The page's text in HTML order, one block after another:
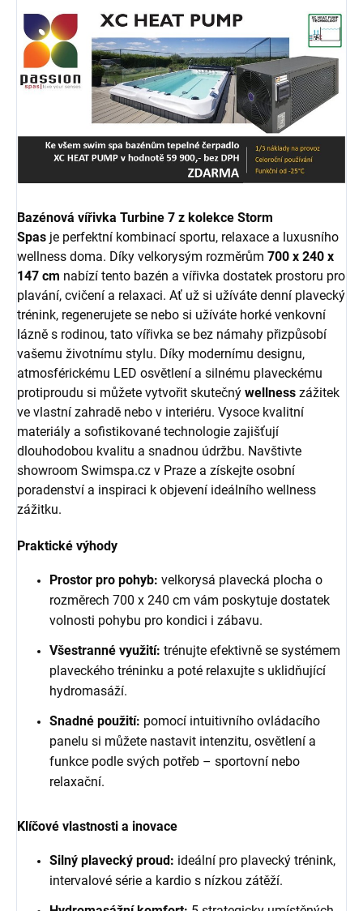
Bazénová vířivka Turbine 7 z kolekce Storm
Spas je perfektní kombinací sportu, relaxace a luxusního
wellness doma. Díky velkorysým rozměrům 700 x 240 x
147 cm nabízí tento bazén a vířivka dostatek prostoru pro
plavání, cvičení a relaxaci. Ať už si užíváte denní plavecký
trénink, regenerujete se nebo si užíváte horké venkovní
lázně s rodinou, tato vířivka se bez námahy přizpůsobí
vašemu životnímu stylu. Díky modernímu designu,
atmosférickému LED osvětlení a silnému plaveckému
protiproudu si můžete vytvořit skutečný wellness zážitek
ve vlastní zahradě nebo v interiéru. Vysoce kvalitní
materiály a sofistikované technologie zajišťují
dlouhodobou kvalitu a snadnou údržbu. Navštivte
showroom Swimspa.cz v Praze a získejte osobní
poradenství a inspiraci k objevení ideálního wellness
zážitku.
Praktické výhody
Prostor pro pohyb: velkorysá plavecká plocha o
rozměrech 700 x 240 cm vám poskytuje dostatek
volnosti pohybu pro kondici i zábavu.
Všestranné využití: trénujte efektivně se systémem
plaveckého tréninku a poté relaxujte s uklidňující
hydromasáží.
Snadné použití: pomocí intuitivního ovládacího
panelu si můžete nastavit intenzitu, osvětlení a
funkce podle svých potřeb – sportovní nebo
relaxační.
Klíčové vlastnosti a inovace
Silný plavecký proud: ideální pro plavecký trénink,
intervalové série a kardio s nízkou zátěží.